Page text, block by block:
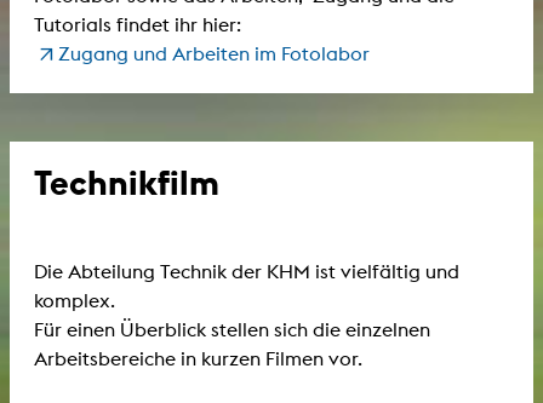
Tutorials findet ihr hier:
Zugang und Arbeiten im Fotolabor
Technikfilm
Die Abteilung Technik der KHM ist vielfältig und
komplex.
Für einen Überblick stellen sich die einzelnen
Arbeitsbereiche in kurzen Filmen vor.